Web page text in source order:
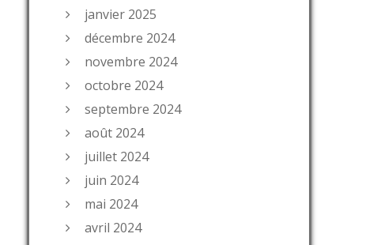
janvier 2025
décembre 2024
novembre 2024
octobre 2024
septembre 2024
août 2024
juillet 2024
juin 2024
mai 2024
avril 2024